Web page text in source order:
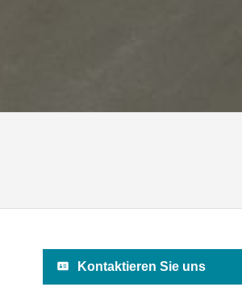
Kontaktieren Sie uns